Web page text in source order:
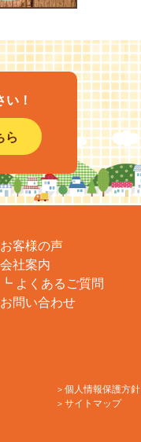
！
ら
お客様の声
会社案内
よくあるご質問
お問い合わせ
個人情報保護方針
サイトマップ